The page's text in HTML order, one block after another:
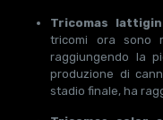
Tricomas
tricomi ora sono
raggiungendo la
produzione di
stadio finale, ha